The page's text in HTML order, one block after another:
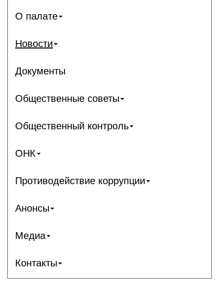
О палате
Новости
Документы
Общественные советы
Общественный контроль
ОНК
Противодействие коррупции
Анонсы
Медиа
Контакты